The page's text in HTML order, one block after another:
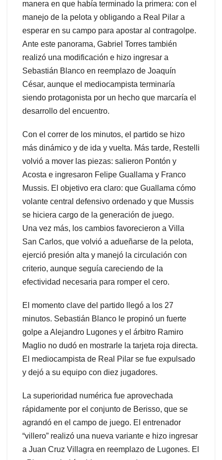
manera en que había terminado la primera: con el
manejo de la pelota y obligando a Real Pilar a
esperar en su campo para apostar al contragolpe.
Ante este panorama, Gabriel Torres también
realizó una modificación e hizo ingresar a
Sebastián Blanco en reemplazo de Joaquín
César, aunque el mediocampista terminaría
siendo protagonista por un hecho que marcaría el
desarrollo del encuentro.
Con el correr de los minutos, el partido se hizo
más dinámico y de ida y vuelta. Más tarde, Restelli
volvió a mover las piezas: salieron Pontón y
Acosta e ingresaron Felipe Guallama y Franco
Mussis. El objetivo era claro: que Guallama cómo
volante central defensivo ordenado y que Mussis
se hiciera cargo de la generación de juego.
Una vez más, los cambios favorecieron a Villa
San Carlos, que volvió a adueñarse de la pelota,
ejerció presión alta y manejó la circulación con
criterio, aunque seguía careciendo de la
efectividad necesaria para romper el cero.
El momento clave del partido llegó a los 27
minutos. Sebastián Blanco le propinó un fuerte
golpe a Alejandro Lugones y el árbitro Ramiro
Maglio no dudó en mostrarle la tarjeta roja directa.
El mediocampista de Real Pilar se fue expulsado
y dejó a su equipo con diez jugadores.
La superioridad numérica fue aprovechada
rápidamente por el conjunto de Berisso, que se
agrandó en el campo de juego. El entrenador
“villero” realizó una nueva variante e hizo ingresar
a Juan Cruz Villagra en reemplazo de Lugones. El